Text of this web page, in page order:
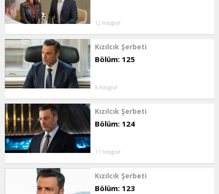
12 Fotoğraf
Kızılcık Şerbeti
Bölüm: 125
8 Fotoğraf
Kızılcık Şerbeti
Bölüm: 124
11 Fotoğraf
Kızılcık Şerbeti
Bölüm: 123